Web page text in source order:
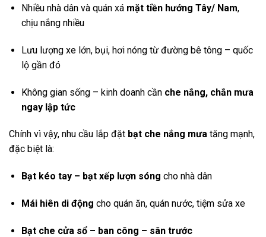
Nhiều nhà dân và quán xá mặt tiền hướng Tây/ Nam,
chịu nắng nhiều
Lưu lượng xe lớn, bụi, hơi nóng từ đường bê tông – quốc
lộ gần đó
Không gian sống – kinh doanh cần che nắng, chắn mưa
ngay lập tức
Chính vì vậy, nhu cầu lắp đặt bạt che nắng mưa tăng mạnh,
đặc biệt là:
Bạt kéo tay – bạt xếp lượn sóng cho nhà dân
Mái hiên di động cho quán ăn, quán nước, tiệm sửa xe
Bạt che cửa sổ – ban công – sân trước